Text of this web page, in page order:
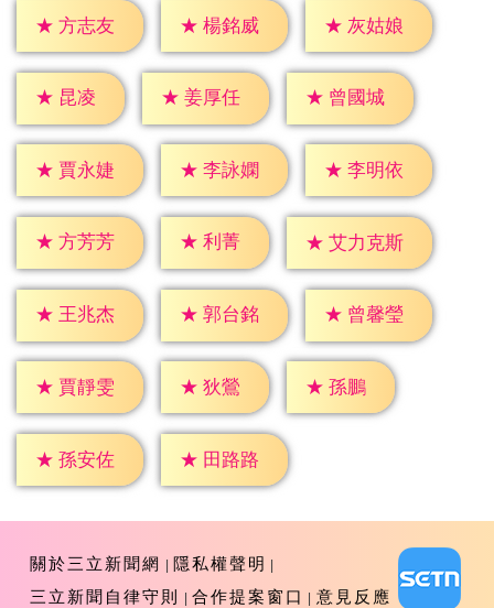
★ 方志友 ★ 楊銘威 ★ 灰姑娘
★ 昆凌 ★ 姜厚任 ★ 曾國城
★ 賈永婕 ★ 李詠嫻 ★ 李明依
★ 方芳芳 ★ 利菁 ★ 艾力克斯
★ 王兆杰 ★ 郭台銘 ★ 曾馨瑩
★ 賈靜雯 ★ 狄鶯 ★ 孫鵬
★ 孫安佐 ★ 田路路
關於三立新聞網
隱私權聲明
三立新聞自律守則
合作提案窗口 意見反應